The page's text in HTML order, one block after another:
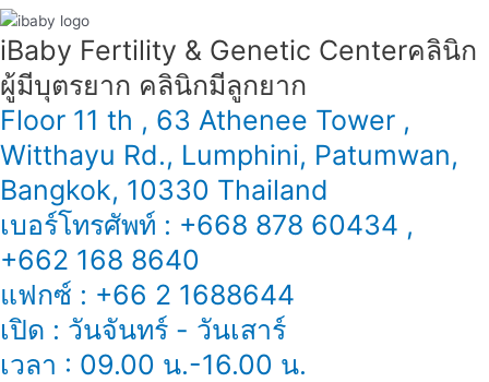
iBaby Fertility & Genetic Center​ คลินิก
ผู้มีบุตรยาก คลินิกมีลูกยาก
Floor 11 th , 63 Athenee Tower ,
Witthayu Rd., Lumphini, Patumwan,
Bangkok, 10330 Thailand
เบอร์โทรศัพท์ : +668 878 60434 ,
+662 168 8640
แฟกซ์ : +66 2 1688644
เปิด : วันจันทร์ - วันเสาร์
เวลา : 09.00 น.-16.00 น.